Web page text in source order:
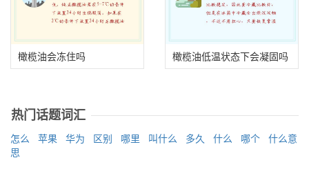
橄榄油会冻住吗 橄榄油低温状态下会凝固吗
热门话题词汇
怎么 苹果 华为 区别 哪里 叫什么 多久 什么 哪个
什么意
思